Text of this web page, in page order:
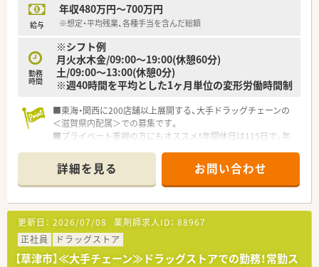
しての専門知識を活かした本来の業務にしっかりと専念できま
す。
【想定されるキャリアイメージ】
■まずは現場で経験を積み、将来的には薬局長やエリアマネジャ
ー、さらには本部のバイヤーや採用担当など多様な路を目指せま
す。
おり、自己研鑽を続けながら専門性を高めていける環境です。
■アメリカ研修などの海外研修制度も用意されており、日本国外
の先進的な薬局経営や薬剤師の役割について学ぶ機会もありま
す。
給与
年収480万円～700万円
※想定・平均残業、各種手当を含んだ総額
勤務
時間
※シフト例
月火水木金/09:00～19:00(休憩60分)
土/09:00～13:00(休憩0分)
※週40時間を平均とした1ヶ月単位の変形労働時間制
■東海・関西に200店舗以上展開する、大手ドラッグチェーンの
＜滋賀県内配属＞での募集です。
■プライベート重視の方にもオススメ！年間休日は115日で、年
■総合病院前・医療モール型・面対応店舗・マンツーマン対応・調
剤併設店舗など多様な形態で出店されており、ご自身のスキルや
経験に合わせた店舗で働くことも可能で、スキルアップや専門性
を高めることができます。
詳細を見る お問い合わせ
更新日： 2026/07/08 薬剤師求人ID： 88967
正社員
ドラッグストア
【草津市】≪大手チェーン≫ドラッグストアでの勤務！常勤ス